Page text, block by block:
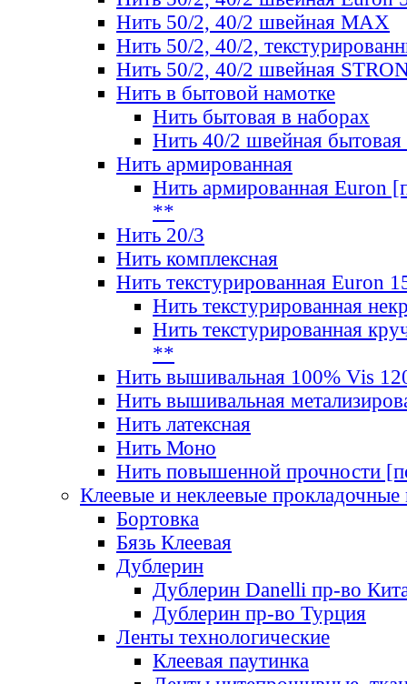
Нить 50/2, 40/2 швейная МАХ
Нить 50/2, 40/2,
Нить 50/2, 40/2 швейная
Нить в бытовой намотке
Нить бытовая в наборах
Нить 40/2 швейная бытовая
Нить армированная
Нить армированная Euron
**
Нить 20/3
Нить комплексная
Нить текстурированная Euron
Нить текстурированная
Нить текстурированная
**
Нить вышивальная 100% Vis
Нить вышивальная
Нить латексная
Нить Моно
Нить повышенной прочности
Клеевые и неклеевые прокладочные
Бортовка
Бязь Клеевая
Дублерин
Дублерин Danelli пр-во
Дублерин пр-во Турция
Ленты технологические
Клеевая паутинка